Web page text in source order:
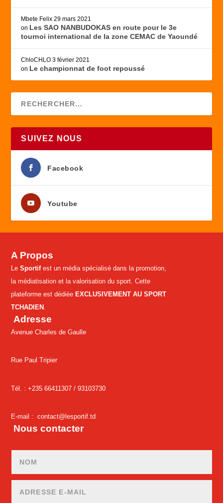
Mbete Felix 29 mars 2021
on Les SAO NANBUDOKAS en route pour le 3e
tournoi international de la zone CEMAC de Yaoundé
ChloCHLO 3 février 2021
on Le championnat de foot repoussé
SUIVEZ NOUS
Facebook
Youtube
A Propos
LeSportifest un média spécialisé dans la promotion,
la médiatisation et la valorisation du sport. Cette
plateforme est dédiée EXCLUSIVEMENT AU SPORT
TCHADIEN
Adresse
Avenue Charles de Gaulle
Rue Paul Tripier
Tél. : +235 66411307 /93103730
E-mail :contact@lesportif.td
Nous contacter